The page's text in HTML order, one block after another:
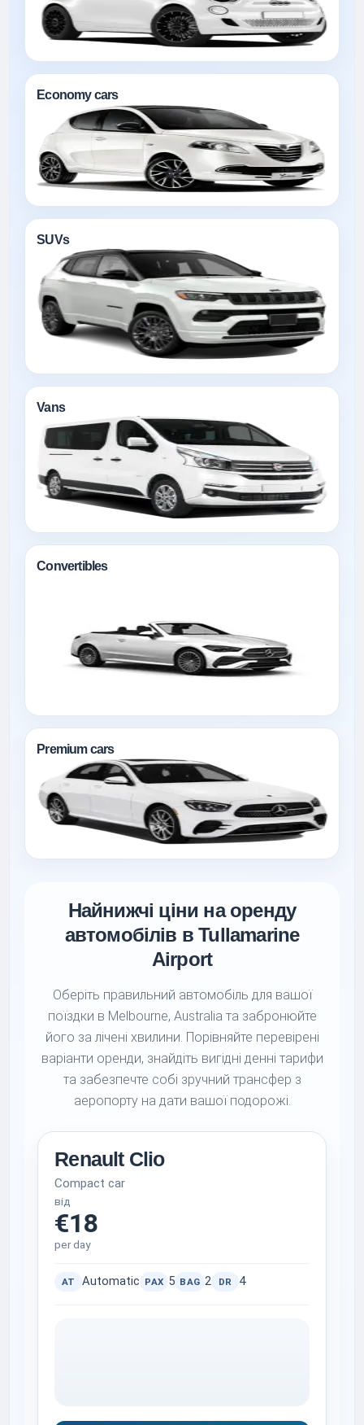
Economy cars
SUVs
Vans
Convertibles
Premium cars
Найнижчі ціни на оренду
автомобілів в Tullamarine
Airport
Оберіть правильний автомобіль для вашої
поїздки в Melbourne, Australia та забронюйте
його за лічені хвилини. Порівняйте перевірені
варіанти оренди, знайдіть вигідні денні тарифи
та забезпечте собі зручний трансфер з
аеропорту на дати вашої подорожі.
Renault Clio
Compact car
від
€18
per day
AT Automatic PAX 5 BAG 2 DR 4